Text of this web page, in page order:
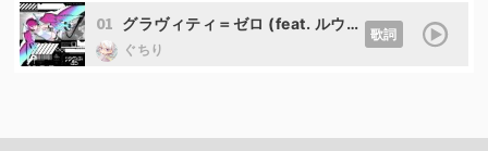
01 グラヴィティ＝ゼロ (feat. ルウル)
ぐちり
歌詞